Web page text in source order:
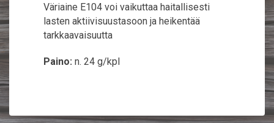
Väriaine E104 voi vaikuttaa haitallisesti
lasten aktiivisuustasoon ja heikentää
tarkkaavaisuutta
Paino: n. 24 g/kpl